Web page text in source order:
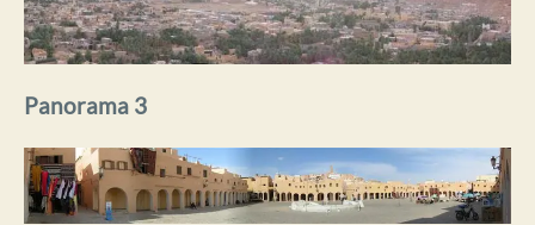
Panorama 3